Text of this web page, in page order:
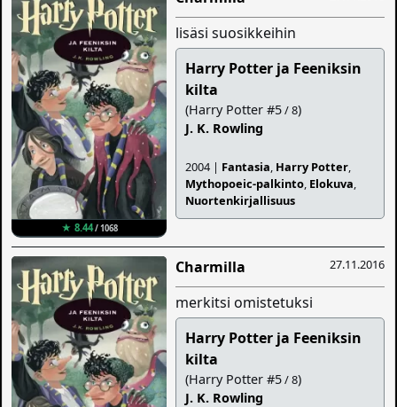
★ 8.44/ 1068
lisäsi suosikkeihin
Harry Potter ja Feeniksin
kilta
(Harry Potter #5/ 8)
J. K. Rowling
2004 | Fantasia, Harry Potter,
Mythopoeic-palkinto, Elokuva,
Nuortenkirjallisuus
27.11.2016
Charmilla
merkitsi omistetuksi
Harry Potter ja Feeniksin
kilta
(Harry Potter #5/ 8)
J. K. Rowling